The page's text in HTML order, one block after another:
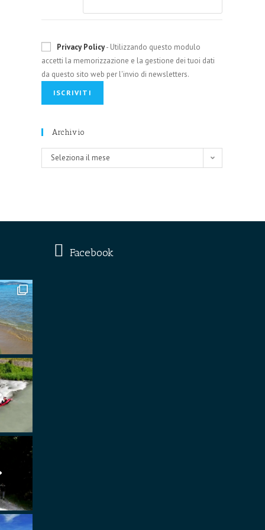
Privacy Policy- Utilizzando questo modulo
accetti la memorizzazione e la gestione dei tuoi dati
da questo sito web per l'invio di newsletters.
Archivio
Archivio
Seleziona il mese
Facebook